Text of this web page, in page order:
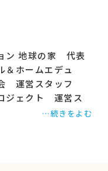
ン 地球の家 代表
＆ホームエデュ
運営スタッフ
ジェクト 運営ス
…続きをよむ